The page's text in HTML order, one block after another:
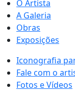
O Artista
A Galeria
Obras
Exposições
Iconografia
Fale com o
Fotos e Vídeos